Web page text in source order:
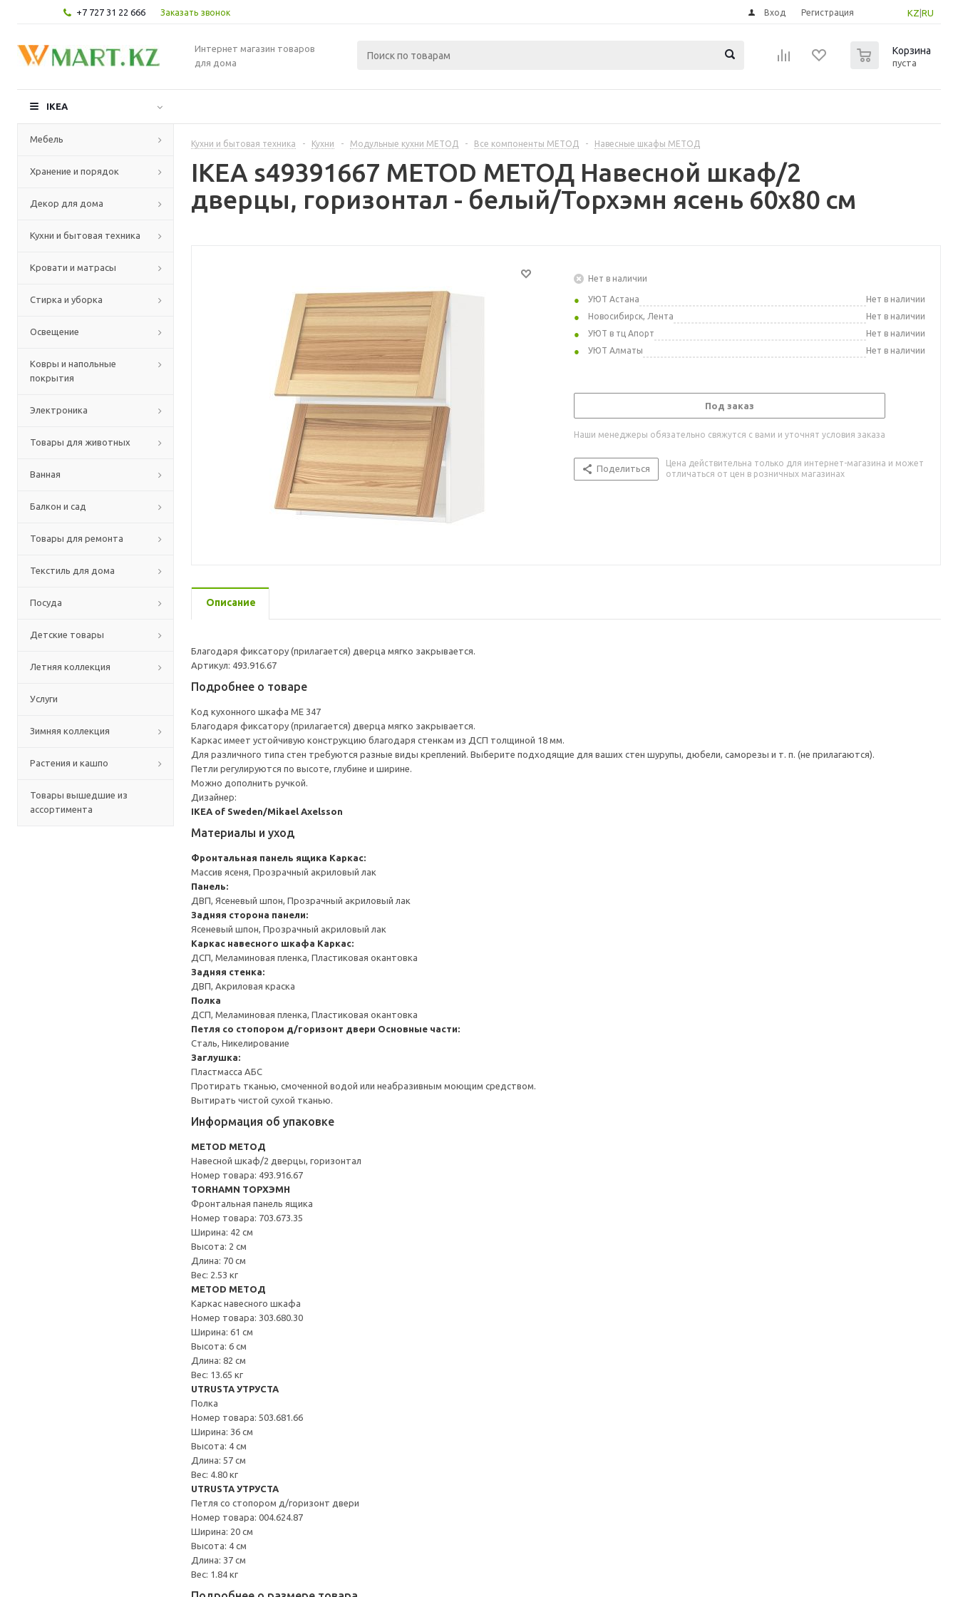
+7 727 31 22 666 Заказать звонок KZ RU
Вход Регистрация
Интернет магазин товаров
для дома
Корзина
пуста
IKEA
Мебель
Хранение и порядок
Декор для дома
Кухни и бытовая техника
Кровати и матрасы
Стирка и уборка
Освещение
Ковры и напольные
покрытия
Электроника
Товары для животных
Ванная
Балкон и сад
Товары для ремонта
Текстиль для дома
Посуда
Детские товары
Летняя коллекция
Услуги
Зимняя коллекция
Растения и кашпо
Товары вышедшие из
ассортимента
Кухни и бытовая техника - Кухни - Модульные кухни МЕТОД - Все компоненты МЕТОД - Навесные шкафы МЕТОД
IKEA s49391667 METOD МЕТОД Навесной шкаф/2
дверцы, горизонтал - белый/Торхэмн ясень 60x80 см
Нет в наличии
УЮТ Астана
Нет в наличии
Новосибирск, Лента
Нет в наличии
УЮТ в тц Апорт
Нет в наличии
УЮТ Алматы
Нет в наличии
Под заказ
Наши менеджеры обязательно свяжутся с вами и уточнят условия заказа
Поделиться
Цена действительна только для интернет-магазина и может
отличаться от цен в розничных магазинах
Описание
Благодаря фиксатору (прилагается) дверца мягко закрывается.
Артикул: 493.916.67
Подробнее о товаре
Код кухонного шкафа ME 347
Благодаря фиксатору (прилагается) дверца мягко закрывается.
Каркас имеет устойчивую конструкцию благодаря стенкам из ДСП толщиной 18 мм.
Для различного типа стен требуются разные виды креплений. Выберите подходящие для ваших стен шурупы, дюбели, саморезы и т. п. (не прилагаются).
Петли регулируются по высоте, глубине и ширине.
Можно дополнить ручкой.
Дизайнер:
IKEA of Sweden/Mikael Axelsson
Материалы и уход
Фронтальная панель ящика Каркас:
Массив ясеня, Прозрачный акриловый лак
Панель:
ДВП, Ясеневый шпон, Прозрачный акриловый лак
Задняя сторона панели:
Ясеневый шпон, Прозрачный акриловый лак
Каркас навесного шкафа Каркас:
ДСП, Меламиновая пленка, Пластиковая окантовка
Задняя стенка:
ДВП, Акриловая краска
Полка
ДСП, Меламиновая пленка, Пластиковая окантовка
Петля со стопором д/горизонт двери Основные части:
Сталь, Никелирование
Заглушка:
Пластмасса АБС
Протирать тканью, смоченной водой или неабразивным моющим средством.
Вытирать чистой сухой тканью.
Информация об упаковке
METOD МЕТОД
Навесной шкаф/2 дверцы, горизонтал
Номер товара: 493.916.67
TORHAMN ТОРХЭМН
Фронтальная панель ящика
Номер товара: 703.673.35
Ширина: 42 см
Высота: 2 см
Длина: 70 см
Вес: 2.53 кг
METOD МЕТОД
Каркас навесного шкафа
Номер товара: 303.680.30
Ширина: 61 см
Высота: 6 см
Длина: 82 см
Вес: 13.65 кг
UTRUSTA УТРУСТА
Полка
Номер товара: 503.681.66
Ширина: 36 см
Высота: 4 см
Длина: 57 см
Вес: 4.80 кг
UTRUSTA УТРУСТА
Петля со стопором д/горизонт двери
Номер товара: 004.624.87
Ширина: 20 см
Высота: 4 см
Длина: 37 см
Вес: 1.84 кг